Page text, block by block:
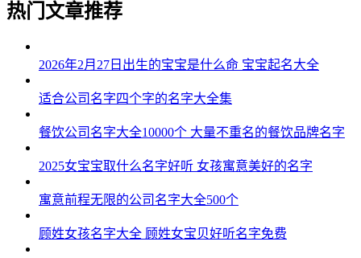
44、龚优嫦、龚姗蕾、龚梓熙、龚静姿
45、龚万蓓、龚清晴、龚嫣可、龚绿梦
46、龚雨歆、龚珍影、龚兰曦、龚碧妮
47、龚宁芊、龚妍璐、龚瑜晴、龚绿然
48、龚岚雅、龚自依、龚媛妮、龚歆蓓
49、龚洛霄、龚秋玥、龚君呜、龚甜诗
50、龚冬晓、龚馨虹、龚婕雨、龚悦璇
51、龚芊洛、龚熙可、龚静姿、龚影兮
热门文章推荐
2026年2月27日出生的宝宝是什么命 宝宝起名大全
适合公司名字四个字的名字大全集
餐饮公司名字大全10000个 大量不重名的餐饮品牌名字
2025女宝宝取什么名字好听 女孩寓意美好的名字
寓意前程无限的公司名字大全500个
顾姓女孩名字大全 顾姓女宝贝好听名字免费